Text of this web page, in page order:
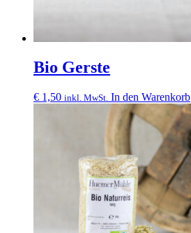
Bio Gerste
€ 1,50 inkl. MwSt. In den Warenkorb